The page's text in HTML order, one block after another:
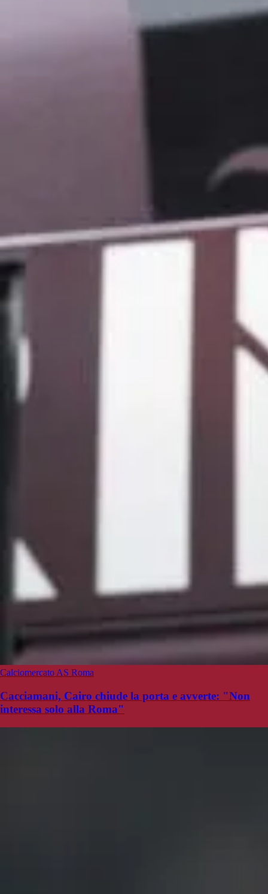
Calciomercato AS Roma
Cacciamani, Cairo chiude la porta e avverte: "Non
interessa solo alla Roma"